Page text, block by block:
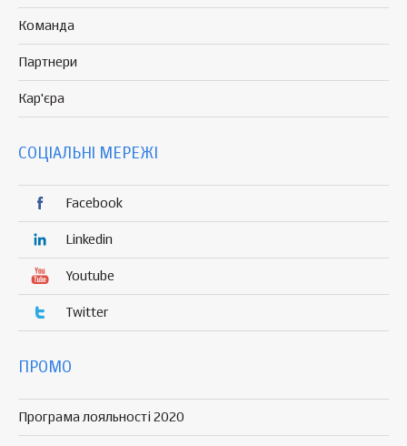
Команда
Партнери
Кар'єра
СОЦІАЛЬНІ МЕРЕЖІ
Facebook
Linkedin
Youtube
Twitter
ПРОМО
Програма лояльності 2020